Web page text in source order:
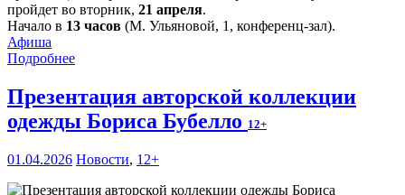
пройдет во вторник, 21 апреля.
Начало в 13 часов (М. Ульяновой, 1, конференц-зал).
Афиша
Подробнее
Презентация авторской коллекции
одежды Бориса Бубелло 12+
01.04.2026 Новости, 12+